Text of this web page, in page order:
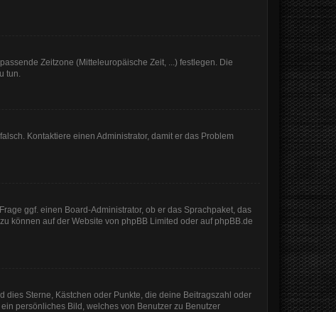
Zeitzone (Mitteleuropäische Zeit, ...) festlegen. Die
tun.
Kontaktiere einen Administrator, damit er das Problem
ggf. einen Board-Administrator, ob er das Sprachpaket, das
können auf der Website von phpBB Limited oder auf phpBB.de
dies Sterne, Kästchen oder Punkte, die deine Beitragszahl oder
persönliches Bild, welches von Benutzer zu Benutzer